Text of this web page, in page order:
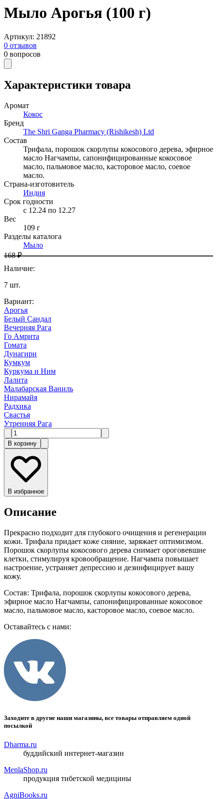
Мыло Арогья (100 г)
Артикул: 21892
0 отзывов
0 вопросов
Характеристики товара
Аромат
Кокос
Бренд
The Shri Ganga Pharmacy (Rishikesh) Ltd
Состав
Трифала, порошок скорлупы кокосового дерева, эфирное
масло Нагчампы, сапонифицированные кокосовое
масло, пальмовое масло, касторовое масло, соевое
масло.
Страна-изготовитель
Индия
Срок годности
c 12.24 по 12.27
Вес
109 г
Разделы каталога
Мыло
168 ₽
Наличие:
7 шт.
Вариант:
Арогья
Белый Сандал
Вечерняя Рага
Го Амрита
Гомата
Дунагири
Кумкум
Куркума и Ним
Лалита
Малабарская Ваниль
Нирамайя
Радхика
Свастья
Утренняя Рага
В корзину
В избранное
Описание
Прекрасно подходит для глубокого очищения и регенерации
кожи. Трифала придает коже сияние, заряжает оптимизмом.
Порошок скорлупы кокосового дерева снимает ороговевшие
клетки, стимулируя кровообращение. Нагчампа повышает
настроение, устраняет депрессию и дезинфицирует вашу
кожу.
Состав: Трифала, порошок скорлупы кокосового дерева,
эфирное масло Нагчампы, сапонифицированные кокосовое
масло, пальмовое масло, касторовое масло, соевое масло.
Оставайтесь с нами:
Заходите в другие наши магазины, все товары отправляем одной
посылкой
Dharma.ru
буддийский интернет-магазин
MenlaShop.ru
продукция тибетской медицины
AgniBooks.ru